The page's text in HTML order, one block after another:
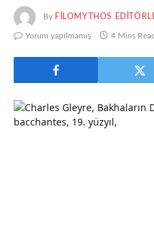
By FILOMYTHOS
Yorum yapılmamış 4 Mins Read